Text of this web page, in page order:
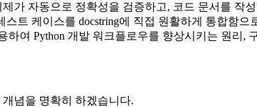
가 자동으로 정확성을 검증하고, 코드 문서를 작
트 케이스를 docstring에 직접 원활하게 통합함으
하여 Python 개발 워크플로우를 향상시키는 원리,
념을 명확히 하겠습니다.